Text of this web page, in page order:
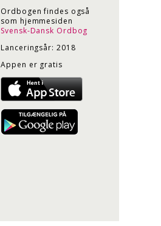
Ordbogen findes også
som hjemmesiden
Svensk-Dansk Ordbog
Lanceringsår: 2018
Appen er gratis